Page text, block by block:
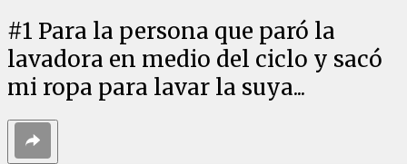
#1 Para la persona que paró la
lavadora en medio del ciclo y sacó
mi ropa para lavar la suya...